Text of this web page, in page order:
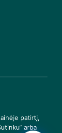
patirtį,
arba